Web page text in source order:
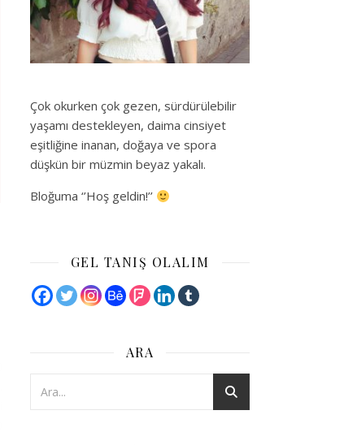
Çok okurken çok gezen, sürdürülebilir
yaşamı destekleyen, daima cinsiyet
eşitliğine inanan, doğaya ve spora
düşkün bir müzmin beyaz yakalı.
Bloğuma ‘’Hoş geldin!’’
GEL TANIŞ OLALIM
ARA